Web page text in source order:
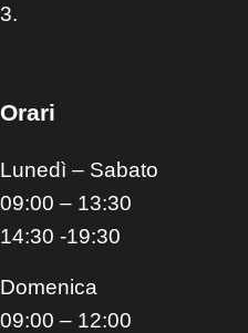
3.
Orari
Lunedì – Sabato
09:00 – 13:30
14:30 -19:30
Domenica
09:00 – 12:00